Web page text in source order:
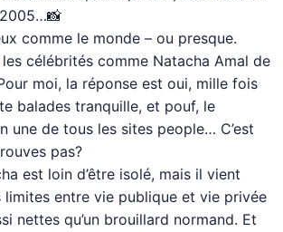
comme le monde – ou presque.
célébrités comme Natacha Amal de
moi, la réponse est oui, mille fois
balades tranquille, et pouf, le
une de tous les sites people… C’est
pas?
est loin d’être isolé, mais il vient
limites entre vie publique et vie privée
nettes qu’un brouillard normand. Et